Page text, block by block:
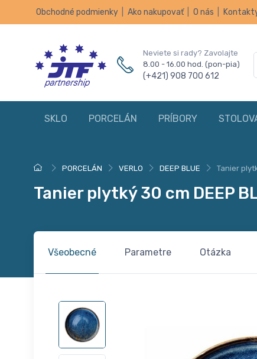
Obchodné podmienky Ako nakupovať O nás
Neviete si rady? Zavolajte
8.00 - 16.00 hod. (pon-pia)
(+421) 908 700 612
SKLO PORCELÁN PRÍBORY
PORCELÁN VERLO DEEP BLUE Tanier
Tanier plytký 30 cm DEEP
Všeobecné Parametre Otázka